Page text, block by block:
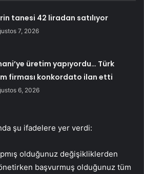
tanesi 42 liradan satılıyor
7, 2026
üretim yapıyordu… Türk
firması konkordato ilan etti
6, 2026
şu ifadelere yer verdi:
olduğunuz değişikliklerden
başvurmuş olduğunuz tüm